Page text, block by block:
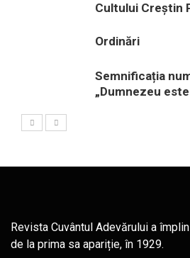
Cultului Creștin
Ordinări
Semnificația
„Dumnezeu
Revista Cuvântul Adevărului a
de la prima sa apariție, în 1929.